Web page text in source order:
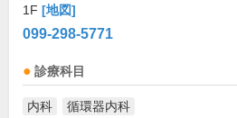
1F [地図]
099-298-5771
診療科目
内科 循環器内科